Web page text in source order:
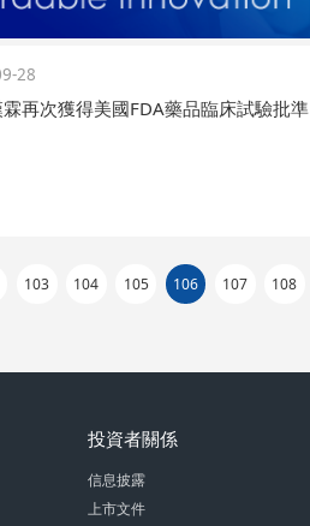
28
再次獲得美國FDA藥品臨床試驗批準
103 104 105 106 107 108
投資者關係
信息披露
上市文件